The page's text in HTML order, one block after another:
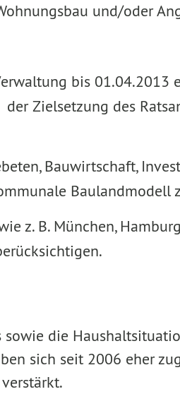
und/oder
bis
Zielsetzung des
Bauwirtschaft,
Baulandmodell
z. B. München,
die
sich seit 2006 eher